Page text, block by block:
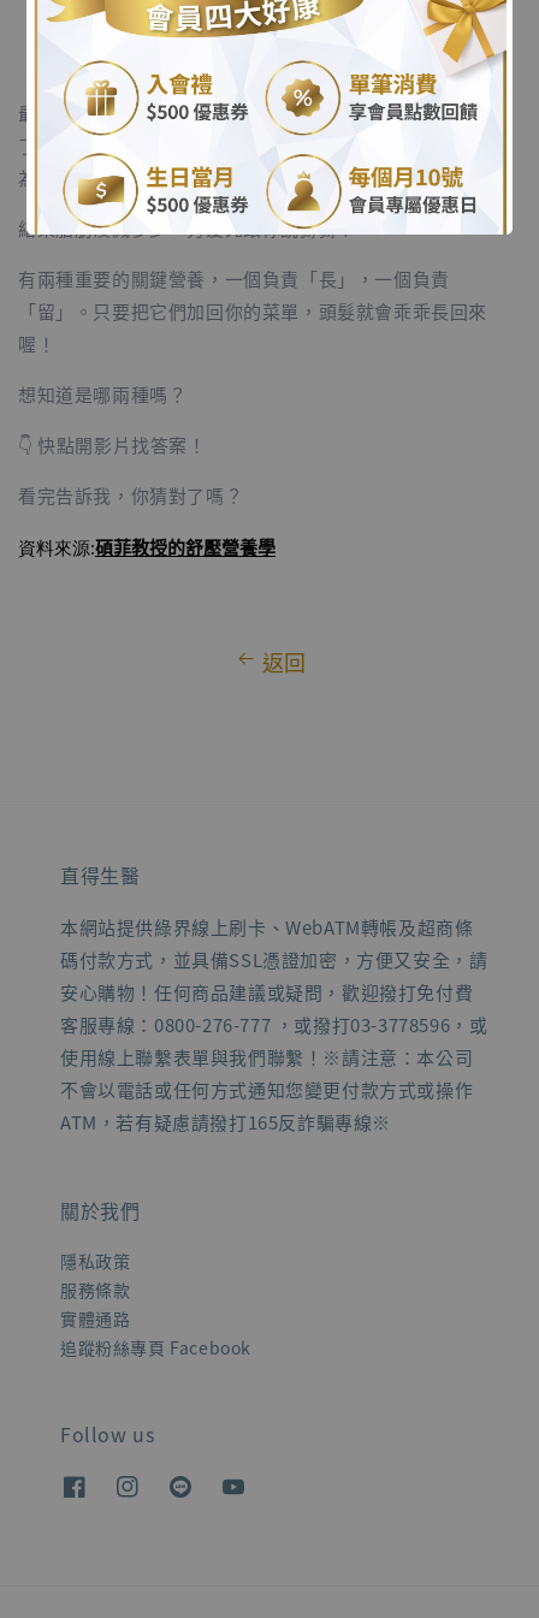
.
「教授，救命啊！我不想變禿頭！」
最近好多人在問，為什麼開始減肥後，洗頭時排水孔都塞住
了？其實，掉髮就是身體在對你發出「缺糧抗議」！很多人
為了瘦，把這兩樣最重要的東西都戒掉了。
結果脂肪沒減多少，秀髮先跟你說掰掰！
有兩種重要的關鍵營養，一個負責「長」，一個負責
「留」。只要把它們加回你的菜單，頭髮就會乖乖長回來
喔！
想知道是哪兩種嗎？
👇 快點開影片找答案！
看完告訴我，你猜對了嗎？
資料來源:碩菲教授的舒壓營養學
返回
直得生醫
本網站提供綠界線上刷卡、WebATM轉帳及超商條
碼付款方式，並具備SSL憑證加密，方便又安全，請
安心購物！任何商品建議或疑問，歡迎撥打免付費
客服專線：0800-276-777 ，或撥打03-3778596，或
使用線上聯繫表單與我們聯繫！※請注意：本公司
不會以電話或任何方式通知您變更付款方式或操作
ATM，若有疑慮請撥打165反詐騙專線※
關於我們
隱私政策
服務條款
實體通路
追蹤粉絲專頁 Facebook
Follow us